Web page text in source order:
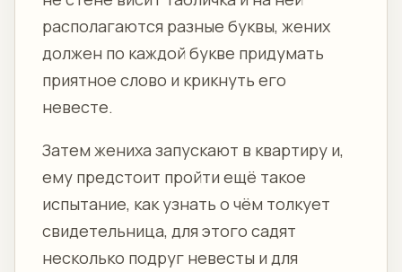
располагаются разные буквы, жених
должен по каждой букве придумать
приятное слово и крикнуть его
невесте.
Затем жениха запускают в квартиру и,
ему предстоит пройти ещё такое
испытание, как узнать о чём толкует
свидетельница, для этого садят
несколько подруг невесты и для